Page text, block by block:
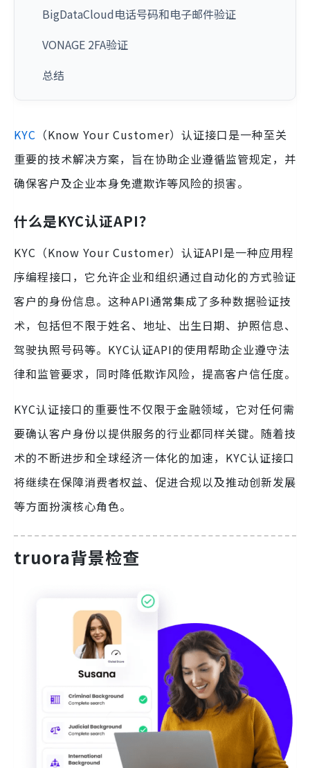
BigDataCloud电话号码和电子邮件验证
VONAGE 2FA验证
总结
KYC （Know Your Customer）认证接口是一种至关
重要的技术解决方案，旨在协助企业遵循监管规定，并
确保客户及企业本身免遭欺诈等风险的损害。
什么是KYC认证API？
KYC（Know Your Customer）认证API是一种应用程
序编程接口，它允许企业和组织通过自动化的方式验证
客户的身份信息。这种API通常集成了多种数据验证技
术，包括但不限于姓名、地址、出生日期、护照信息、
驾驶执照号码等。KYC认证API的使用帮助企业遵守法
律和监管要求，同时降低欺诈风险，提高客户信任度。
KYC认证接口的重要性不仅限于金融领域，它对任何需
要确认客户身份以提供服务的行业都同样关键。随着技
术的不断进步和全球经济一体化的加速，KYC认证接口
将继续在保障消费者权益、促进合规以及推动创新发展
等方面扮演核心角色。
truora背景检查